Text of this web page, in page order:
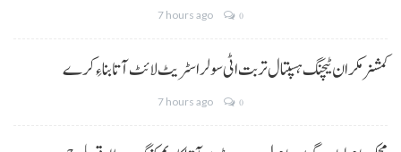
7 hours ago 0
کمشنر مکران ٹیچنگ ہسپتال تربت اٹی سولر اسٹریٹ لائٹ آتا بناءِ کرے
7 hours ago 0